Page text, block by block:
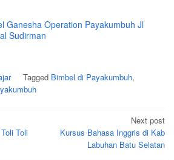
Ganesha Operation Payakumbuh Jl
Sudirman
Tagged Bimbel di Payakumbuh,
Toli
Next post
Kursus Bahasa Inggris di Kab
Labuhan Batu Selatan